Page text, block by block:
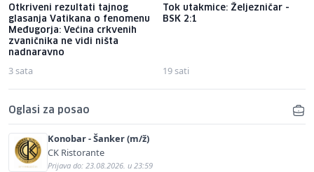
Otkriveni rezultati tajnog
glasanja Vatikana o fenomenu
Međugorja: Većina crkvenih
zvaničnika ne vidi ništa
nadnaravno
3 sata
Tok utakmice: Željezničar -
BSK 2:1
19 sati
Oglasi za posao
Konobar - Šanker (m/ž)
CK Ristorante
Prijava do: 23.08.2026. u 23:59